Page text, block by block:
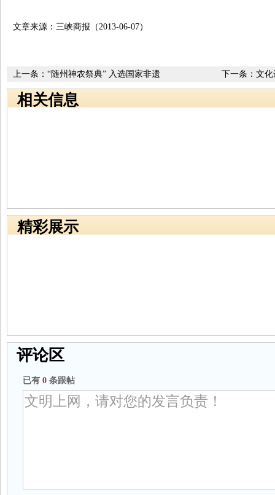
文章来源：三峡商报（2013-06-07）
下一条： 文化
保护成果
上一条： “随州神农祭典” 入选国家非遗
相关信息
精彩展示
评论区
已有 0 条跟帖